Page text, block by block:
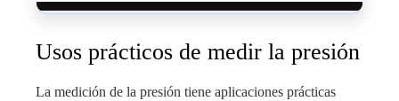
Usos prácticos de medir la presión
La medición de la presión tiene aplicaciones prácticas